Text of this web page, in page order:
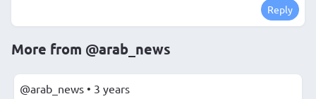
Reply
More from @arab_news
@arab_news • 3 years